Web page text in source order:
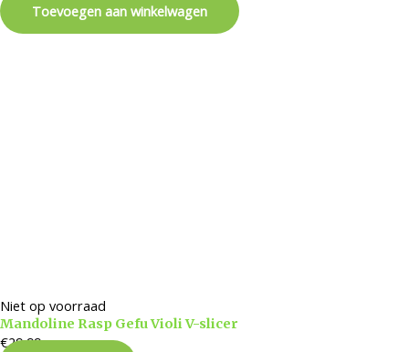
Toevoegen aan winkelwagen
Niet op voorraad
Mandoline Rasp Gefu Violi V-slicer
€29,99